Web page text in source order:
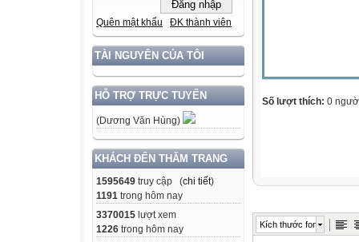
Quên mật khẩu ĐK thành viên
TÀI NGUYÊN CỦA TÔI
HỖ TRỢ TRỰC TUYẾN
(Dương Văn Hùng)
KHÁCH ĐẾN THĂM TRANG
1595649 truy cập (chi tiết)
1191 trong hôm nay
3370015 lượt xem
1226 trong hôm nay
Số lượt thích: 0
Kích thước font